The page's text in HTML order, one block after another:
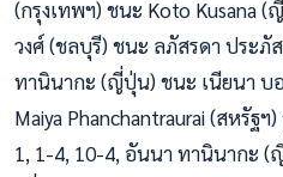
(กรุงเทพฯ) ชนะ Koto Kusana (
วงศ์ (ชลบุรี) ชนะ ลภัสรดา ประภั
ทานินากะ (ญี่ปุ่น) ชนะ เนียนา บอ
Maiya Phanchantraurai (สหรัฐ
1, 1-4, 10-4, อันนา ทานินากะ (